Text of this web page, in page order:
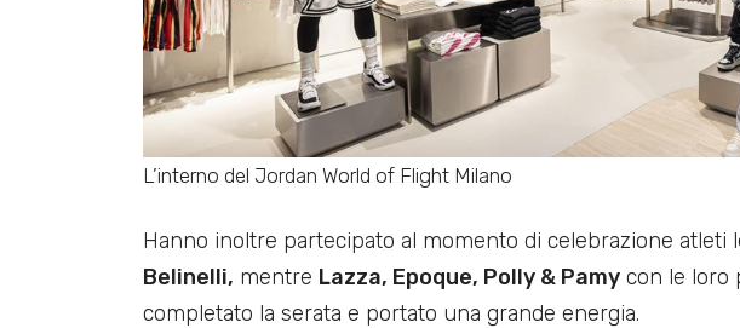
L’interno del Jordan World of Flight Milano
Hanno inoltre partecipato al momento di celebrazione atleti
Belinelli, mentre Lazza, Epoque, Polly & Pamy con le loro
completato la serata e portato una grande energia.